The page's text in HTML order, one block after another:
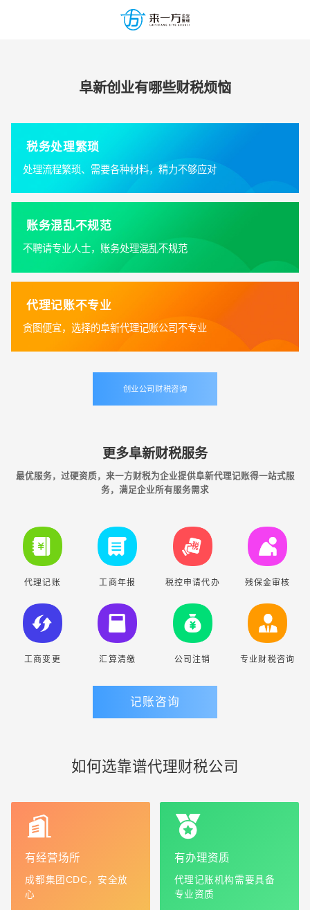
阜新创业有哪些财税烦恼
税务处理繁琐
处理流程繁琐、需要各种材料，精力不够应对
账务混乱不规范
不聘请专业人士，账务处理混乱不规范
代理记账不专业
贪图便宜，选择的阜新代理记账公司不专业
创业公司财税咨询
更多阜新财税服务
最优服务，过硬资质，来一方财税为企业提供阜新代理记账得一站式服
务，满足企业所有服务需求
代理记账 工商年报 税控申请代办 残保金审核
工商变更 汇算清缴 公司注销 专业财税咨询
记账咨询
如何选靠谱代理财税公司
有经营场所
成都集团CDC，安全放
心
有办理资质
代理记账机构需要具备
专业资质